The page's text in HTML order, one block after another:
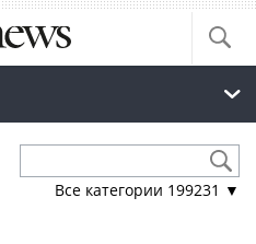
Все категории 199231 ▼